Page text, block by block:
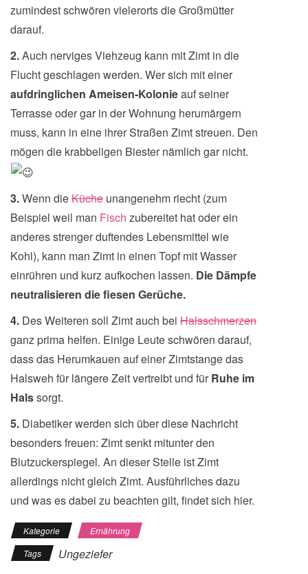
zumindest schwören vielerorts die Großmütter
darauf.
2.Auch nerviges Viehzeug kann mit Zimt in die
Flucht geschlagen werden. Wer sich mit einer
aufdringlichen Ameisen-Kolonieauf seiner
Terrasse oder gar in der Wohnung herumärgern
muss, kann in eine ihrer Straßen Zimt streuen. Den
mögen die krabbeligen Biester nämlich gar nicht.
3.Wenn dieKüche unangenehm riecht (zum
Beispiel weil man Fisch zubereitet hat oder ein
anderes strenger duftendes Lebensmittel wie
Kohl), kann man Zimt in einen Topf mit Wasser
einrühren und kurz aufkochen lassen. Die Dämpfe
neutralisieren die fiesen Gerüche.
4. Des Weiteren soll Zimt auch bei Halsschmerzen
ganz prima helfen. Einige Leute schwören darauf,
dass das Herumkauen auf einer Zimtstange das
Halsweh für längere Zeit vertreibt und für Ruhe im
Halssorgt.
5. Diabetiker werden sich über diese Nachricht
besonders freuen: Zimt senkt mitunter den
Blutzuckerspiegel. An dieser Stelle ist Zimt
allerdings nicht gleich Zimt. Ausführliches dazu
und was es dabei zu beachten gilt, findet sich hier.
Kategorie
Ernährung
Tags
Ungeziefer